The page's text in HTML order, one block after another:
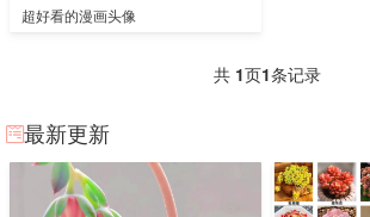
超好看的漫画头像
共 1页1条记录
最新更新